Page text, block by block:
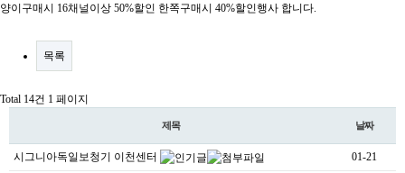
양이구매시 16채널이상 50%할인 한쪽구매시 40%할인행사 합니다.
목록
Total 14건 1 페이지
제목 날짜
시그니아독일보청기 이천센터 01-21